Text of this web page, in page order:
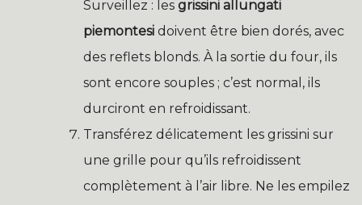
Surveillez : les grissini allungati
piemontesi doivent être bien dorés, avec
des reflets blonds. À la sortie du four, ils
sont encore souples ; c’est normal, ils
durciront en refroidissant.
Transférez délicatement les grissini sur
une grille pour qu’ils refroidissent
complètement à l’air libre. Ne les empilez